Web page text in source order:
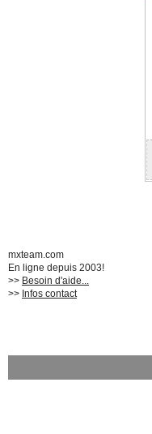
mxteam.com
En ligne depuis 2003!
>> Besoin d'aide...
>> Infos contact